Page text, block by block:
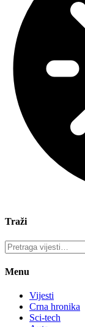
Traži
Menu
Vijesti
Crna hronika
Sci-tech